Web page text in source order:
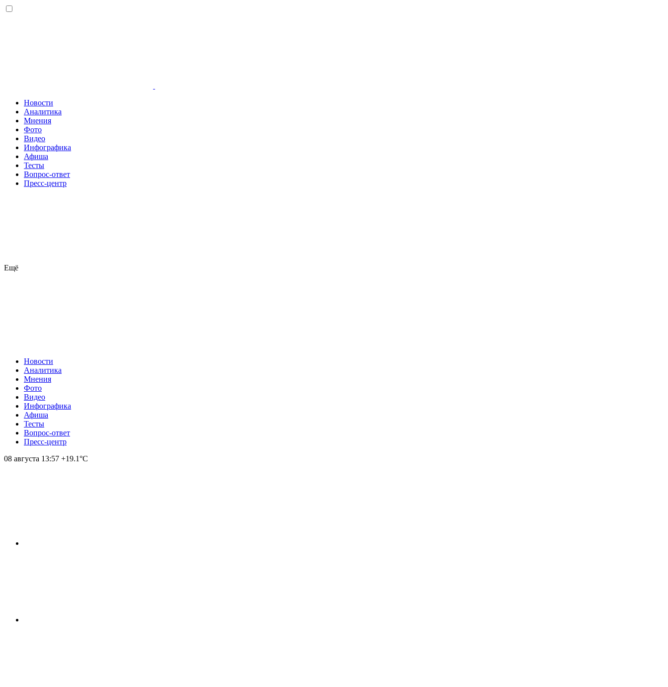
Новости
Аналитика
Мнения
Фото
Видео
Инфографика
Афиша
Тесты
Вопрос-ответ
Пресс-центр
Ещё
Новости
Аналитика
Мнения
Фото
Видео
Инфографика
Афиша
Тесты
Вопрос-ответ
Пресс-центр
08 августа 13:57 +19.1°С